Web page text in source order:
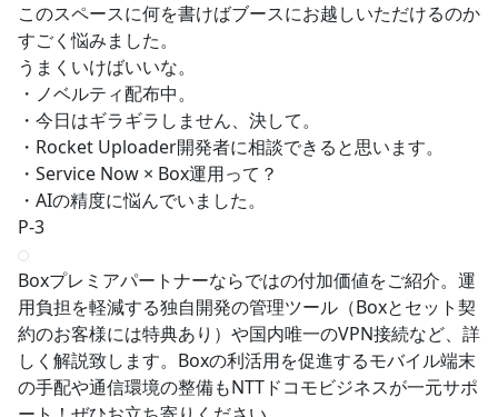
このスペースに何を書けばブースにお越しいただけるのか
すごく悩みました。
うまくいけばいいな。
・ノベルティ配布中。
・今日はギラギラしません、決して。
・Rocket Uploader開発者に相談できると思います。
・Service Now × Box運用って？
・AIの精度に悩んでいました。
P-3
Boxプレミアパートナーならではの付加価値をご紹介。運
用負担を軽減する独自開発の管理ツール（Boxとセット契
約のお客様には特典あり）や国内唯一のVPN接続など、詳
しく解説致します。Boxの利活用を促進するモバイル端末
の手配や通信環境の整備もNTTドコモビジネスが一元サポ